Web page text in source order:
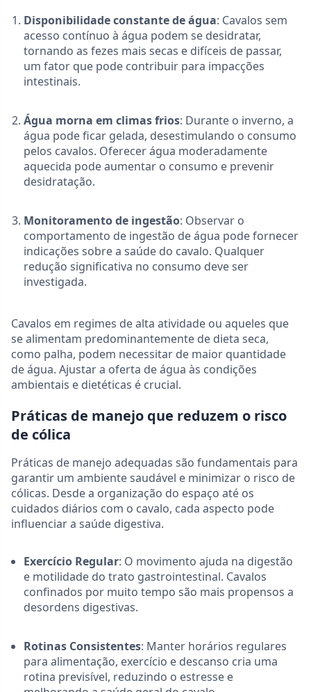
Disponibilidade constante de água: Cavalos sem
acesso contínuo à água podem se desidratar,
tornando as fezes mais secas e difíceis de passar,
um fator que pode contribuir para impacções
intestinais.
Água morna em climas frios: Durante o inverno, a
água pode ficar gelada, desestimulando o consumo
pelos cavalos. Oferecer água moderadamente
aquecida pode aumentar o consumo e prevenir
desidratação.
Monitoramento de ingestão: Observar o
comportamento de ingestão de água pode fornecer
indicações sobre a saúde do cavalo. Qualquer
redução significativa no consumo deve ser
investigada.
Cavalos em regimes de alta atividade ou aqueles que
se alimentam predominantemente de dieta seca,
como palha, podem necessitar de maior quantidade
de água. Ajustar a oferta de água às condições
ambientais e dietéticas é crucial.
Práticas de manejo que reduzem o risco
de cólica
Práticas de manejo adequadas são fundamentais para
garantir um ambiente saudável e minimizar o risco de
cólicas. Desde a organização do espaço até os
cuidados diários com o cavalo, cada aspecto pode
influenciar a saúde digestiva.
Exercício Regular: O movimento ajuda na digestão
e motilidade do trato gastrointestinal. Cavalos
confinados por muito tempo são mais propensos a
desordens digestivas.
Rotinas Consistentes: Manter horários regulares
para alimentação, exercício e descanso cria uma
rotina previsível, reduzindo o estresse e